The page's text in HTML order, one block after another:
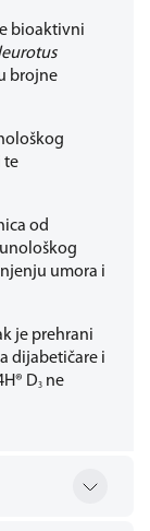
bioaktivni
brojne
te
od
umora i
je prehrani
dijabetičare i
D3 ne